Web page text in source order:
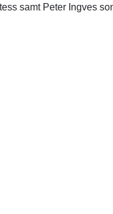
samt Peter Ingves